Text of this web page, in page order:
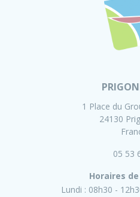
1 Place du
24130
05 53
Horaires
Lundi : 08h30 -